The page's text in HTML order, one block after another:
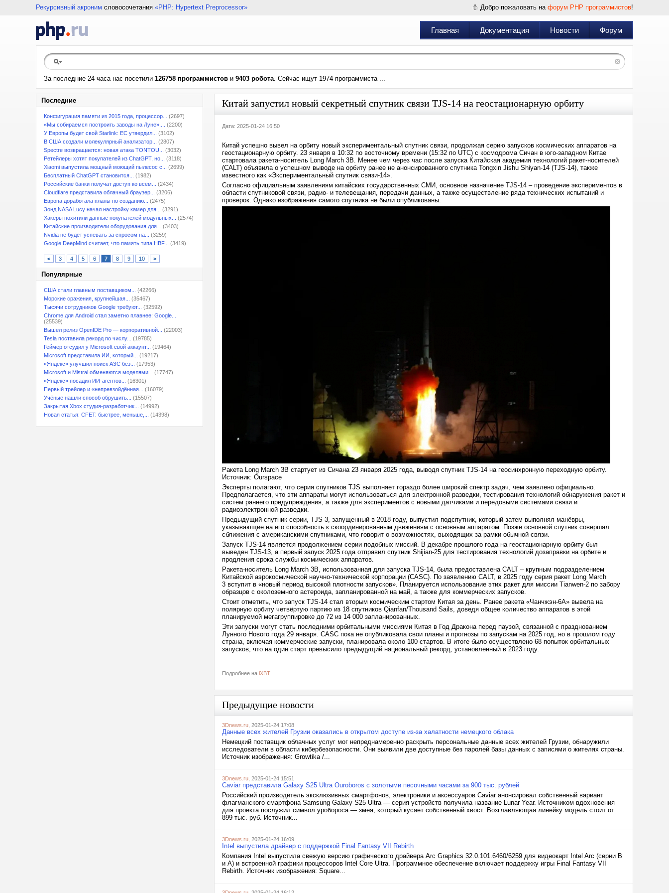
Рекурсивный акроним словосочетания «PHP: Hypertext Preprocessor» Добро пожаловать на форум PHP программистов!
Главная Документация Новости Форум
За последние 24 часа нас посетили 126758 программистов и 9403 робота. Сейчас ищут 1974 программиста ...
Последние
Конфигурация памяти из 2015 года, процессор...
(2697)
«Мы собираемся построить заводы на Луне»....
(2200)
У Европы будет свой Starlink: ЕС утвердил...
(3102)
В США создали молекулярный анализатор...
(2807)
Spectre возвращается: новая атака TONTOU...
(3032)
Ретейлеры хотят покупателей из ChatGPT, но...
(3118)
Xiaomi выпустила мощный моющий пылесос с...
(2699)
Бесплатный ChatGPT становится...
(1982)
Российские банки получат доступ ко всем...
(2434)
Cloudflare представила облачный браузер...
(3206)
Европа доработала планы по созданию...
(2475)
Зонд NASA Lucy начал настройку камер для...
(3291)
Хакеры похитили данные покупателей модульных...
(2574)
Китайские производители оборудования для...
(3403)
Nvidia не будет успевать за спросом на...
(3259)
Google DeepMind считает, что память типа HBF...
(3419)
< 3 4 5 6 7 8 9 10 >
Популярные
США стали главным поставщиком...
(42266)
Морские сражения, крупнейшая...
(35467)
Тысячи сотрудников Google требуют...
(32592)
Chrome для Android стал заметно плавнее: Google...
(25539)
Вышел релиз OpenIDE Pro — корпоративной...
(22003)
Tesla поставила рекорд по числу...
(19785)
Геймер отсудил у Microsoft свой аккаунт...
(19464)
Microsoft представила ИИ, который...
(19217)
«Яндекс» улучшил поиск АЗС без...
(17953)
Microsoft и Mistral обменяются моделями...
(17747)
«Яндекс» посадил ИИ-агентов...
(16301)
Первый трейлер и «непревзойдённая...
(16079)
Учёные нашли способ обрушить...
(15507)
Закрытая Xbox студия-разработчик...
(14992)
Новая статья: CFET: быстрее, меньше,...
(14398)
Китай запустил новый секретный спутник связи TJS-14 на геостационарную орбиту
Дата: 2025-01-24 16:50
Китай успешно вывел на орбиту новый экспериментальный спутник связи, продолжая серию запусков космических аппаратов на
геостационарную орбиту. 23 января в 10:32 по восточному времени (15:32 по UTC) с космодрома Сичан в юго-западном Китае
стартовала ракета-носитель Long March 3B. Менее чем через час после запуска Китайская академия технологий ракет-носителей
(CALT) объявила о успешном выводе на орбиту ранее не анонсированного спутника Tongxin Jishu Shiyan-14 (TJS-14), также
известного как «Экспериментальный спутник связи-14».
Согласно официальным заявлениям китайских государственных СМИ, основное назначение TJS-14 – проведение экспериментов в
области спутниковой связи, радио- и телевещания, передачи данных, а также осуществление ряда технических испытаний и
проверок. Однако изображения самого спутника не были опубликованы.
Ракета Long March 3B стартует из Сичана 23 января 2025 года, выводя спутник TJS-14 на геосинхронную переходную орбиту.
Источник: Ourspace
Эксперты полагают, что серия спутников TJS выполняет гораздо более широкий спектр задач, чем заявлено официально.
Предполагается, что эти аппараты могут использоваться для электронной разведки, тестирования технологий обнаружения ракет и
систем раннего предупреждения, а также для экспериментов с новыми датчиками и передовыми системами связи и
радиоэлектронной разведки.
Предыдущий спутник серии, TJS-3, запущенный в 2018 году, выпустил подспутник, который затем выполнял манёвры,
указывающие на его способность к скоординированным движениям с основным аппаратом. Позже основной спутник совершал
сближения с американскими спутниками, что говорит о возможностях, выходящих за рамки обычной связи.
Запуск TJS-14 является продолжением серии подобных миссий. В декабре прошлого года на геостационарную орбиту был
выведен TJS-13, а первый запуск 2025 года отправил спутник Shijian-25 для тестирования технологий дозаправки на орбите и
продления срока службы космических аппаратов.
Ракета-носитель Long March 3B, использованная для запуска TJS-14, была предоставлена CALT – крупным подразделением
Китайской аэрокосмической научно-технической корпорации (CASC). По заявлению CALT, в 2025 году серия ракет Long March
3 вступит в «новый период высокой плотности запусков». Планируется использование этих ракет для миссии Tianwen-2 по забору
образцов с околоземного астероида, запланированной на май, а также для коммерческих запусков.
Стоит отметить, что запуск TJS-14 стал вторым космическим стартом Китая за день. Ранее ракета «Чанчжэн-6A» вывела на
полярную орбиту четвёртую партию из 18 спутников Qianfan/Thousand Sails, доведя общее количество аппаратов в этой
планируемой мегагруппировке до 72 из 14 000 запланированных.
Эти запуски могут стать последними орбитальными миссиями Китая в Год Дракона перед паузой, связанной с празднованием
Лунного Нового года 29 января. CASC пока не опубликовала свои планы и прогнозы по запускам на 2025 год, но в прошлом году
страна, включая коммерческие запуски, планировала около 100 стартов. В итоге было осуществлено 68 попыток орбитальных
запусков, что на один старт превысило предыдущий национальный рекорд, установленный в 2023 году.
Подробнее на iXBT
Предыдущие новости
3Dnews.ru , 2025-01-24 17:08
Данные всех жителей Грузии оказались в открытом доступе из-за халатности немецкого облака
Немецкий поставщик облачных услуг мог непреднамеренно раскрыть персональные данные всех жителей Грузии, обнаружили
исследователи в области кибербезопасности. Они выявили две доступные без паролей базы данных с записями о жителях страны.
Источник изображения: Growtika /...
3Dnews.ru , 2025-01-24 15:51
Caviar представила Galaxy S25 Ultra Ouroboros с золотыми песочными часами за 900 тыс. рублей
Российский производитель эксклюзивных смартфонов, электроники и аксессуаров Caviar анонсировал собственный вариант
флагманского смартфона Samsung Galaxy S25 Ultra — серия устройств получила название Lunar Year. Источником вдохновения
для проекта послужил символ уробороса — змея, который кусает собственный хвост. Возглавляющая линейку модель стоит от
899 тыс. руб. Источник...
3Dnews.ru , 2025-01-24 16:09
Intel выпустила драйвер с поддержкой Final Fantasy VII Rebirth
Компания Intel выпустила свежую версию графического драйвера Arc Graphics 32.0.101.6460/6259 для видеокарт Intel Arc (серии B
и A) и встроенной графики процессоров Intel Core Ultra. Программное обеспечение включает поддержку игры Final Fantasy VII
Rebirth. Источник изображения: Square...